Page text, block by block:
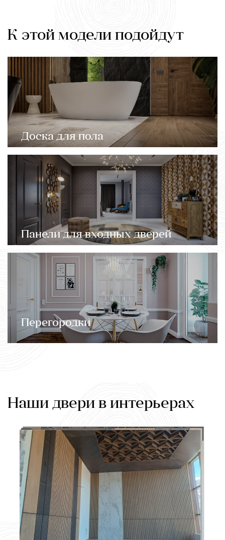
К этой модели подойдут
Доска для пола
Панели для входных дверей
Перегородки
Наши двери в интерьерах